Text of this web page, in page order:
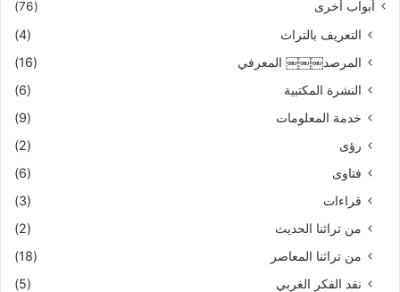
أبواب أخرى
(76)
التعريف بالتراث
(4)
المرصد￼￼￼ المعرفي
(16)
النشرة المكتبية
(6)
خدمة المعلومات
(9)
رؤى
(2)
فتاوى
(6)
قراءات
(3)
من تراثنا الحديث
(2)
من تراثنا المعاصر
(18)
نقد الفكر الغربي
(5)